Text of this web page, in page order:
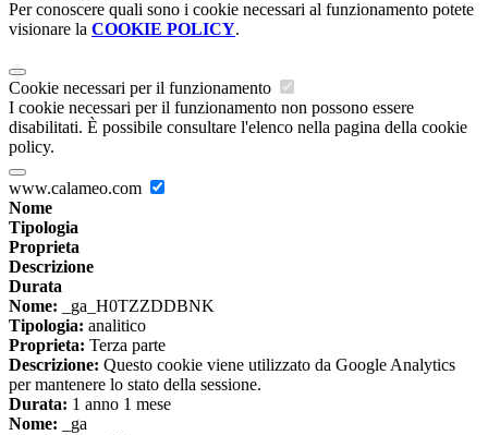
Per conoscere quali sono i cookie necessari al funzionamento potete
visionare la COOKIE POLICY.
Cookie necessari per il funzionamento
I cookie necessari per il funzionamento non possono essere
disabilitati. È possibile consultare l'elenco nella pagina della cookie
policy.
www.calameo.com
Nome
Tipologia
Proprieta
Descrizione
Durata
Nome: _ga_H0TZZDDBNK
Tipologia: analitico
Proprieta: Terza parte
Descrizione: Questo cookie viene utilizzato da Google Analytics
per mantenere lo stato della sessione.
Durata: 1 anno 1 mese
Nome: _ga